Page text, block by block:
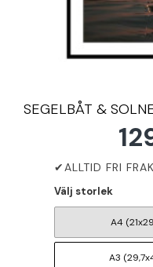
SEGELBÅT &
Välj storlek
A4
A3